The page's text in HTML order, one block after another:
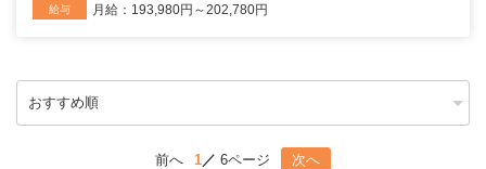
給与 月給：193,980円～202,780円
前へ 1 6ページ 次へ